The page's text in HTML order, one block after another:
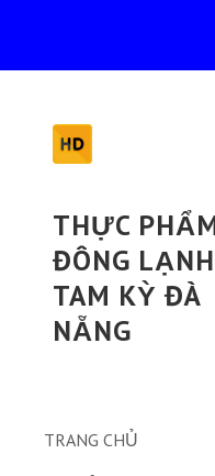
THỰC
ĐÔNG LẠNH
TAM KỲ ĐÀ
NẴNG
TRANG CHỦ